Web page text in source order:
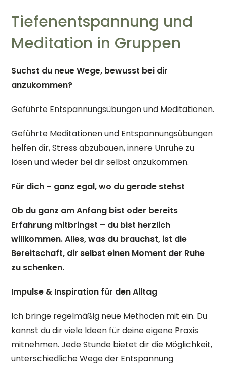
Tiefenentspannung und
Meditation in Gruppen
Suchst du neue Wege, bewusst bei dir
anzukommen?
Geführte Entspannungsübungen und Meditationen.
Geführte Meditationen und Entspannungsübungen
helfen dir, Stress abzubauen, innere Unruhe zu
lösen und wieder bei dir selbst anzukommen.
Für dich – ganz egal, wo du gerade stehst
Ob du ganz am Anfang bist oder bereits
Erfahrung mitbringst – du bist herzlich
willkommen. Alles, was du brauchst, ist die
Bereitschaft, dir selbst einen Moment der Ruhe
zu schenken.
Impulse & Inspiration für den Alltag
Ich bringe regelmäßig neue Methoden mit ein. Du
kannst du dir viele Ideen für deine eigene Praxis
mitnehmen. Jede Stunde bietet dir die Möglichkeit,
unterschiedliche Wege der Entspannung